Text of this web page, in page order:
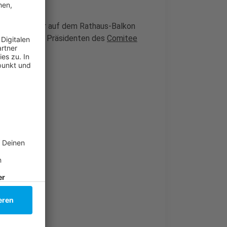
Prinzenpaar auf dem Rathaus-Balkon
dem Präsidenten des Comitee